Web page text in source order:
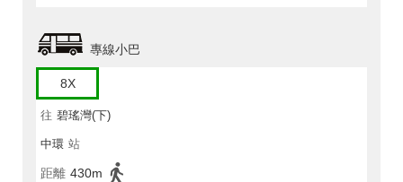
專線小巴
8X
往 碧瑤灣(下)
中環 站
距離 430m